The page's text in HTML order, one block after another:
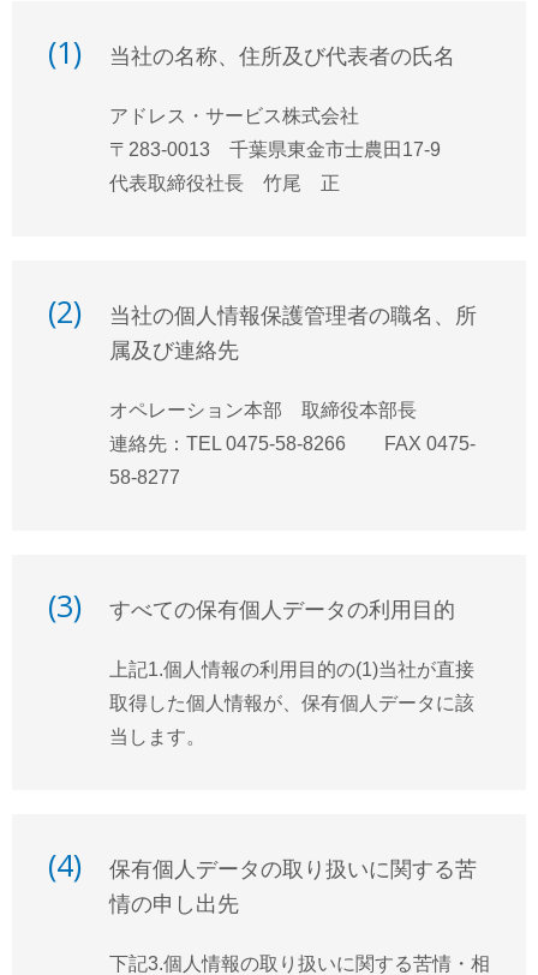
(1) 当社の名称、住所及び代表者の氏名
アドレス・サービス株式会社
〒283-0013 千葉県東金市士農田17-9
代表取締役社長 竹尾 正
(2)
当社の個人情報保護管理者の職名、所
属及び連絡先
オペレーション本部 取締役本部長
連絡先：TEL 0475-58-8266 FAX 0475-
58-8277
(3) すべての保有個人データの利用目的
上記1.個人情報の利用目的の(1)当社が直接
取得した個人情報が、保有個人データに該
当します。
(4)
保有個人データの取り扱いに関する苦
情の申し出先
下記3.個人情報の取り扱いに関する苦情・相